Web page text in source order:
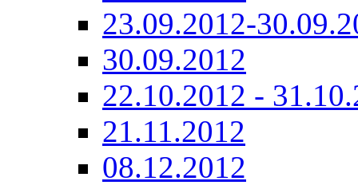
23.09.2012-
30.09.2012
22.10.2012 -
21.11.2012
08.12.2012